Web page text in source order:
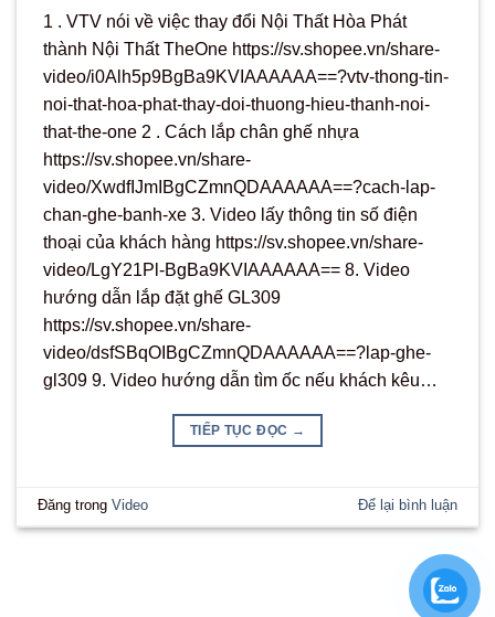
1 . VTV nói về việc thay đổi Nội Thất Hòa Phát
thành Nội Thất TheOne https://sv.shopee.vn/share-
video/i0Alh5p9BgBa9KVIAAAAAA==?vtv-thong-tin-
noi-that-hoa-phat-thay-doi-thuong-hieu-thanh-noi-
that-the-one 2 . Cách lắp chân ghế nhựa
https://sv.shopee.vn/share-
video/XwdfIJmIBgCZmnQDAAAAAA==?cach-lap-
chan-ghe-banh-xe 3. Video lấy thông tin số điện
thoại của khách hàng https://sv.shopee.vn/share-
video/LgY21Pl-BgBa9KVIAAAAAA== 8. Video
hướng dẫn lắp đặt ghế GL309
https://sv.shopee.vn/share-
video/dsfSBqOIBgCZmnQDAAAAAA==?lap-ghe-
gl309 9. Video hướng dẫn tìm ốc nếu khách kêu…
TIẾP TỤC ĐỌC →
Đăng trongVideo Để lại bình luận